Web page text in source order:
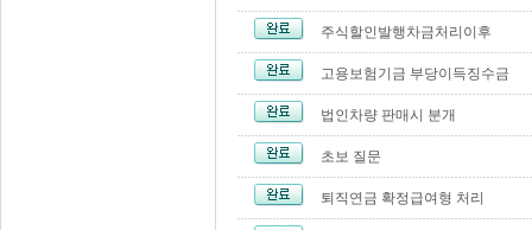
주식할인발행차금처리이후
고용보험기금 부당이득징수금
법인차량 판매시 분개
초보 질문
퇴직연금 확정급여형 처리